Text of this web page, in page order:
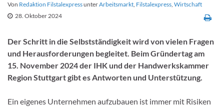
Von Redaktion FilstalexpressunterArbeitsmarkt, Filstalexpress, Wirtschaft
28. Oktober 2024
Der Schritt in die Selbstständigkeit wird von vielen Fragen
und Herausforderungen begleitet. Beim Gründertag am
15. November 2024 der IHK und der Handwerkskammer
Region Stuttgart gibt es Antworten und Unterstützung.
Ein eigenes Unternehmen aufzubauen ist immer mit Risiken